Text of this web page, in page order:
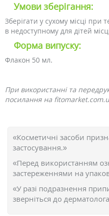
Умови зберігання:
Зберігати у сухому місці при
в недоступному для дітей
Форма випуску:
Флакон 50 мл.
При використанні та
посилання на
«Косметичні засоби
застосування.»
«Перед використанням
застереженнями на
«У разі подразнення
зверніться до